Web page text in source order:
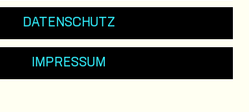
DATENSCHUTZ
IMPRESSUM